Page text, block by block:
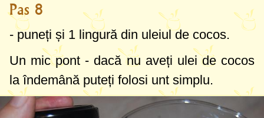
Pas 8
- puneți și 1 lingurădin uleiul de cocos.
Un mic pont - dacă nu aveți ulei de cocos
la îndemână puteți folosi unt simplu.